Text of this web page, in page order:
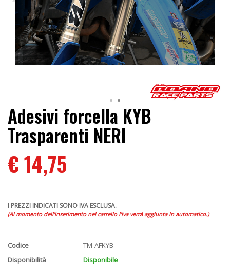
Adesivi forcella KYB
Trasparenti NERI
€ 14,75
I PREZZI INDICATI SONO IVA ESCLUSA.
(Al momento dell'inserimento nel carrello l'iva verrà aggiunta in automatico.)
Codice
TM-AFKYB
Disponibilità
Disponibile